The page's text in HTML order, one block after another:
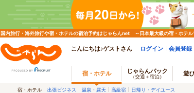
国内旅行・海外旅行や宿・ホテルの宿泊予約はじゃらんnet ～日本最大級の宿・ホテル
こんにちは♪ゲストさん ログイン 会員登録
宿・ホテル じゃらんパック
（交通＋宿泊） 遊
宿・ホテル 出張ビジネス 温泉・露天 高級宿 日帰り・デイユース